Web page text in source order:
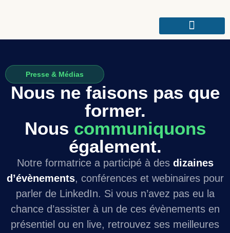
Presse & Médias
Nous ne faisons pas que
former.
Nous communiquons
également.
Notre formatrice a participé à des dizaines
d’évènements, conférences et webinaires pour
parler de LinkedIn. Si vous n’avez pas eu la
chance d’assister à un de ces évènements en
présentiel ou en live, retrouvez ses meilleures